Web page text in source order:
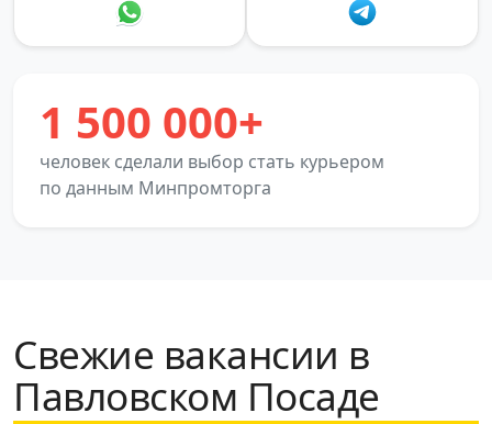
1 500 000+
человек сделали выбор стать курьером
по данным Минпромторга
Свежие вакансии в
Павловском Посаде